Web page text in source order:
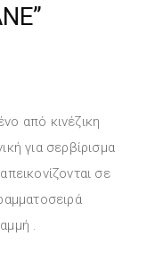
από κινέζικη
για σερβίρισμα
σε
.